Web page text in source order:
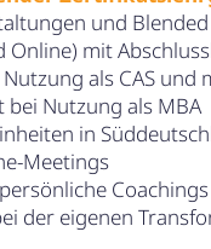
und
Online) mit
als CAS und
Nutzung als MBA
in
Meetings
Coachings
der eigenen